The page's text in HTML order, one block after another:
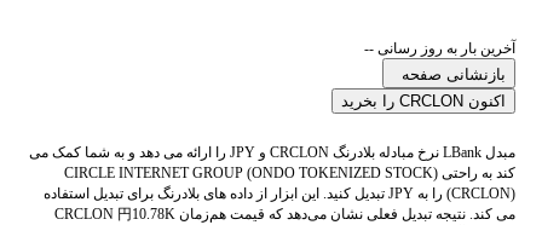
آخرین بار به روز رسانی --
بازنشانی صفحه
اکنون CRCLON را بخرید
مبدل LBank نرخ مبادله بلادرنگ CRCLON و JPY را ارائه می دهد و به شما کمک می
کند به راحتی CIRCLE INTERNET GROUP (ONDO TOKENIZED STOCK)
(CRCLON) را به JPY تبدیل کنید. این ابزار از داده های بلادرنگ برای تبدیل استفاده
می کند. نتیجه تبدیل فعلی نشان می‌دهد که قیمت هم‌زمان CRCLON 円10.78K